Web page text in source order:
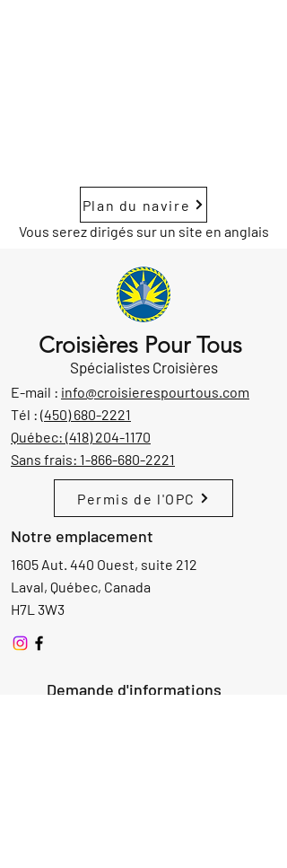
Plan du navire
Vous serez dirigés sur un site en anglais
Croisières Pour Tous
Spécialistes Croisières
E-mail : info@croisierespourtous.com
Tél : (450) 680-2221
Québec: (418) 204-1170
Sans frais: 1-866-680-2221
Permis de l'OPC
Notre emplacement
1605 Aut. 440 Ouest, suite 212
Laval, Québec, Canada
H7L 3W3
Demande d'informations